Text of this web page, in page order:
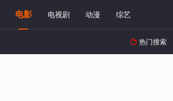
电影 电视剧 动漫 综艺
 热门搜索